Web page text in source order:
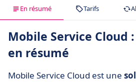
En résumé Tarifs
Mobile Service Cloud :
en résumé
Mobile Service Cloud est une